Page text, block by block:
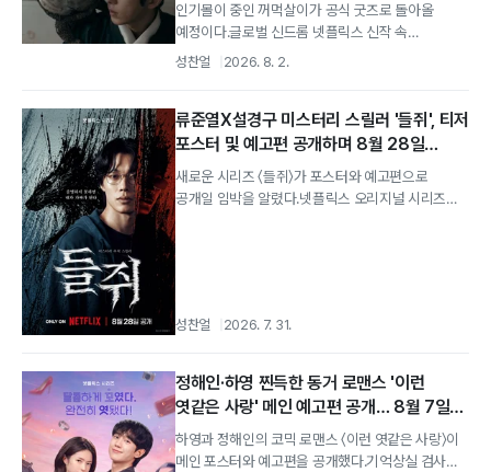
인기몰이 중인 꺼먹살이가 공식 굿즈로 돌아올
예정이다.글로벌 신드롬 넷플릭스 신작 속
마스코트의 탄생 넷플릭스는 최근 공개한 드라마
성찬얼 2026. 8. 2.
류준열X설경구 미스터리 스릴러 '들쥐', 티저
포스터 및 예고편 공개하며 8월 28일
넷플릭스 출격
새로운 시리즈 〈들쥐〉가 포스터와 예고편으로
공개일 임박을 알렸다.넷플릭스 오리지널 시리즈
성찬얼 2026. 7. 31.
정해인·하영 찐득한 동거 로맨스 '이런
엿같은 사랑' 메인 예고편 공개… 8월 7일
넷플릭스 상륙
하영과 정해인의 코믹 로맨스 〈이런 엿같은 사랑〉이
메인 포스터와 예고편을 공개했다.기억상실 검사와